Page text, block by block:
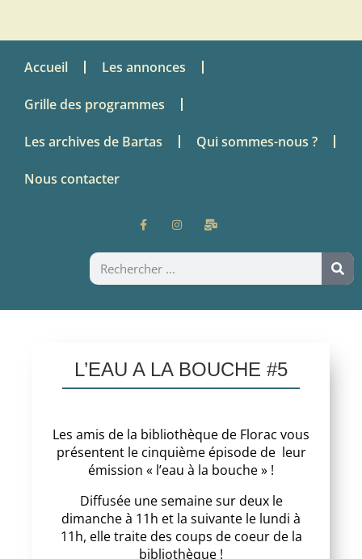
Accueil Les annonces
Grille des programmes
Les archives de Bartas Qui sommes-nous ?
Nous contacter
L’EAU A LA BOUCHE #5
Les amis de la bibliothèque de Florac vous
présentent le cinquième épisode de leur
émission « l’eau à la bouche » !
Diffusée une semaine sur deux le
dimanche à 11h et la suivante le lundi à
11h, elle traite des coups de coeur de la
bibliothèque !